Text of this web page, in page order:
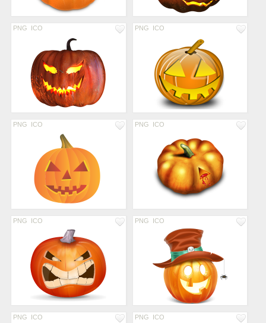
PNG ICO PNG ICO
PNG ICO PNG ICO
PNG ICO PNG ICO
PNG ICO PNG ICO